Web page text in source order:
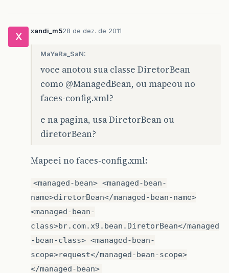
X
xandi_m528 de dez. de 2011
MaYaRa_SaN:
voce anotou sua classe DiretorBean
como @ManagedBean, ou mapeou no
faces-config.xml?
e na pagina, usa DiretorBean ou
diretorBean?
Mapeei no faces-config.xml:
<managed-bean> <managed-bean-
name>diretorBean</managed-bean-name>
<managed-bean-
class>br.com.x9.bean.DiretorBean</managed
-bean-class> <managed-bean-
scope>request</managed-bean-scope>
</managed-bean>